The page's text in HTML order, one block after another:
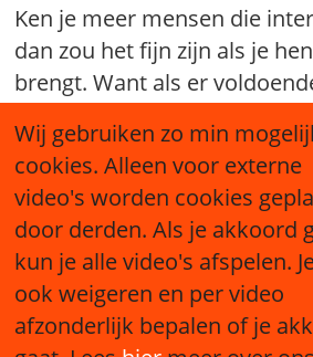
Ken je meer mensen die
dan zou het fijn zijn als je
brengt. Want als er
die mee willen doen kan er
Broodfonds starten.
tip een bekende
Wij gebruiken zo min
cookies. Alleen voor externe
video's worden cookies
door derden. Als je akkoord
kun je alle video's afspelen.
ook weigeren en per video
afzonderlijk bepalen of je